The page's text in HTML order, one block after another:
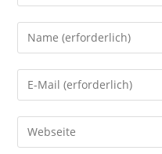
Gib
deinen
Namen
oder
zum
Gib
deine
E-
Mail-
Gib
deine